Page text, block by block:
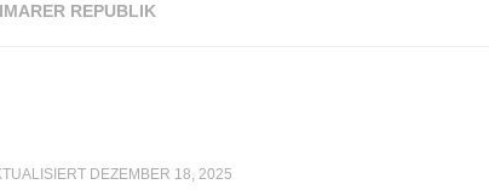
REPUBLIK
DEZEMBER 18, 2025